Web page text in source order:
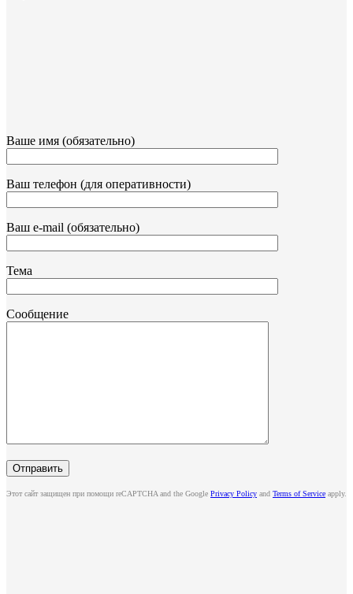
Ваше имя (обязательно)
Ваш телефон (для оперативности)
Ваш e-mail (обязательно)
Тема
Сообщение
Этот сайт защищен при помощи reCAPTCHA and the Google Privacy Policy and Terms of Service apply.